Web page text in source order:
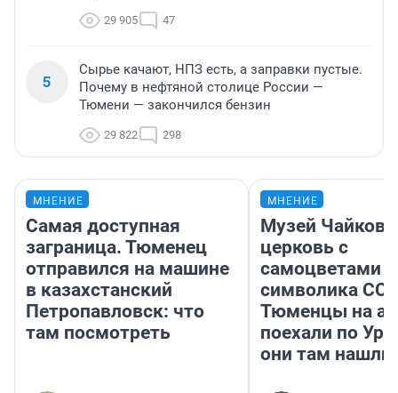
29 905 47
5
Сырье качают, НПЗ есть, а заправки пустые.
Почему в нефтяной столице России —
Тюмени — закончился бензин
29 822 298
МНЕНИЕ
Самая доступная
заграница. Тюменец
отправился на машине
в казахстанский
Петропавловск: что
там посмотреть
МНЕНИЕ
Музей
церковь с
самоцветами
символика
Тюменцы на
поехали по
они там нашли